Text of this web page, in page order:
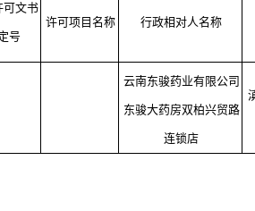
可文书
号
许可项目名称 行政相对人名称
云南东骏药业有限公司
东骏大药房双柏兴贸路
连锁店